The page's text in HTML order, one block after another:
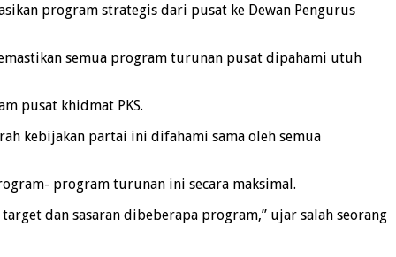
program strategis dari pusat ke Dewan Pengurus
semua program turunan pusat dipahami utuh
pusat khidmat PKS.
kebijakan partai ini difahami sama oleh semua
program turunan ini secara maksimal.
dan sasaran dibeberapa program,” ujar salah seorang